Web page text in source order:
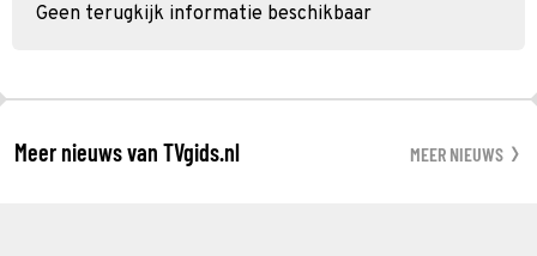
Geen terugkijk informatie beschikbaar
Meer nieuws van TVgids.nl MEER NIEUWS